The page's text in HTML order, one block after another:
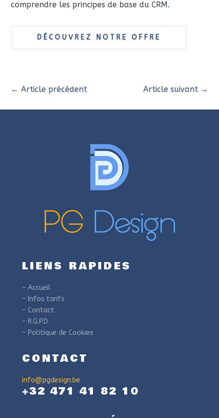
comprendre les principes de base du CRM.
DÉCOUVREZ NOTRE OFFRE
←Article précédent Article suivant→
LIENS RAPIDES
– Accueil
– Infos tarifs
– Contact
– R.G.P.D.
– Politique de Cookies
CONTACT
info@pgdesign.be
+32 471 41 82 10